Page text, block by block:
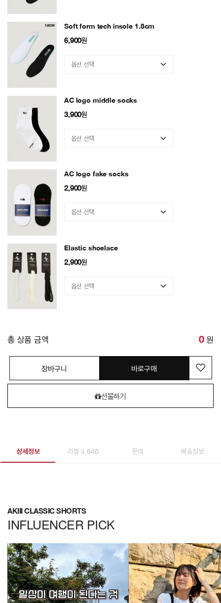
Soft form tech insole 1.8cm
6,900원
AC logo middle socks
3,900원
AC logo fake socks
2,900원
Elastic shoelace
2,900원
총 상품 금액 0 원
장바구니 바로구매
선물하기
상세정보 리뷰 4,646 문의 배송정보
AKIII CLASSIC SHORTS
INFLUENCER PICK